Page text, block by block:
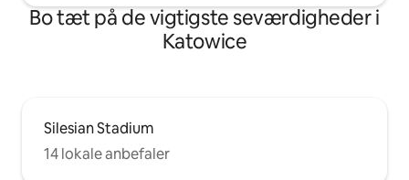
Bo tæt på de vigtigste seværdigheder i
Katowice
Silesian Stadium
14 lokale anbefaler